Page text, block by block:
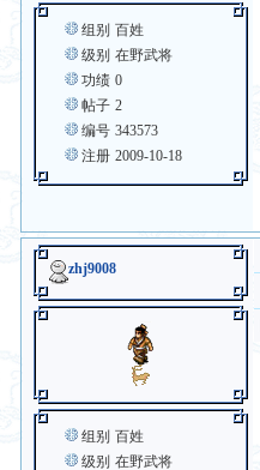
组别 百姓
级别 在野武将
功绩 0
帖子 2
编号 343573
注册 2009-10-18
zhj9008
组别 百姓
级别 在野武将